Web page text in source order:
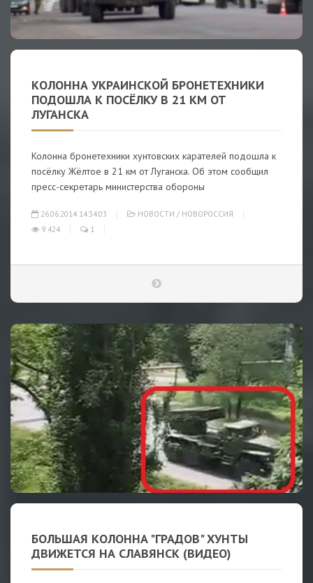
КОЛОННА УКРАИНСКОЙ БРОНЕТЕХНИКИ
ПОДОШЛА К ПОСЁЛКУ В 21 КМ ОТ
ЛУГАНСКА
Колонна бронетехники хунтовских карателей подошла к
посёлку Жёлтое в 21 км от Луганска. Об этом сообщил
пресс-секретарь министерства обороны
26.06.2014 14:34:03 НОВОСТИ / НОВОРОССИЯ
9 424
1
БОЛЬШАЯ КОЛОННА "ГРАДОВ" ХУНТЫ
ДВИЖЕТСЯ НА СЛАВЯНСК (ВИДЕО)